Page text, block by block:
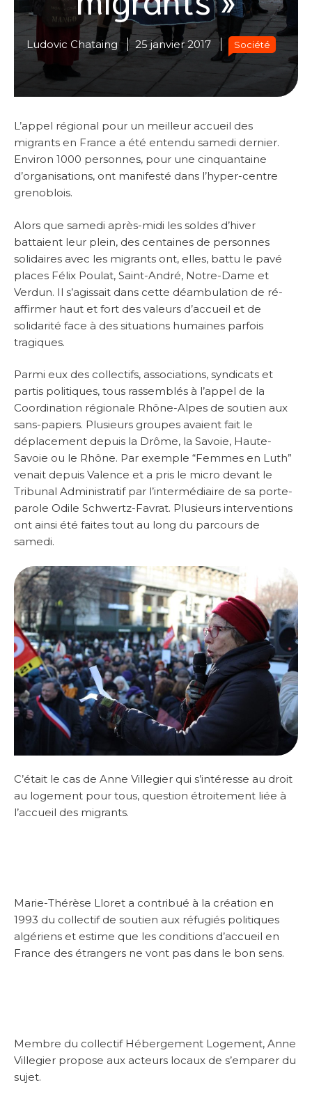
Ludovic Chataing 25 janvier 2017 Société
L’appel régional pour un meilleur accueil des
migrants en France a été entendu samedi dernier.
Environ 1000 personnes, pour une cinquantaine
d’organisations, ont manifesté dans l’hyper-centre
grenoblois.
Alors que samedi après-midi les soldes d’hiver
battaient leur plein, des centaines de personnes
solidaires avec les migrants ont, elles, battu le pavé
places Félix Poulat, Saint-André, Notre-Dame et
Verdun. Il s’agissait dans cette déambulation de ré-
affirmer haut et fort des valeurs d’accueil et de
solidarité face à des situations humaines parfois
tragiques.
Parmi eux des collectifs, associations, syndicats et
partis politiques, tous rassemblés à l’appel de la
Coordination régionale Rhône-Alpes de soutien aux
sans-papiers. Plusieurs groupes avaient fait le
déplacement depuis la Drôme, la Savoie, Haute-
Savoie ou le Rhône. Par exemple “Femmes en Luth”
venait depuis Valence et a pris le micro devant le
Tribunal Administratif par l’intermédiaire de sa porte-
parole Odile Schwertz-Favrat. Plusieurs interventions
ont ainsi été faites tout au long du parcours de
samedi.
C’était le cas de Anne Villegier qui s’intéresse au droit
au logement pour tous, question étroitement liée à
l’accueil des migrants.
Marie-Thérèse Lloret a contribué à la création en
1993 du collectif de soutien aux réfugiés politiques
algériens et estime que les conditions d’accueil en
France des étrangers ne vont pas dans le bon sens.
Membre du collectif Hébergement Logement, Anne
Villegier propose aux acteurs locaux de s’emparer du
sujet.